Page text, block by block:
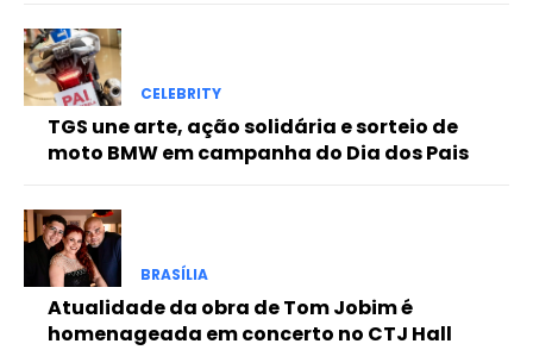
CELEBRITY
TGS une arte, ação solidária e sorteio de
moto BMW em campanha do Dia dos Pais
BRASÍLIA
Atualidade da obra de Tom Jobim é
homenageada em concerto no CTJ Hall